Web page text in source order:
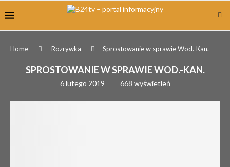
Home Rozrywka Sprostowanie w sprawie Wod.-Kan.
SPROSTOWANIE W SPRAWIE WOD.-KAN.
6 lutego 2019 668 wyświetleń